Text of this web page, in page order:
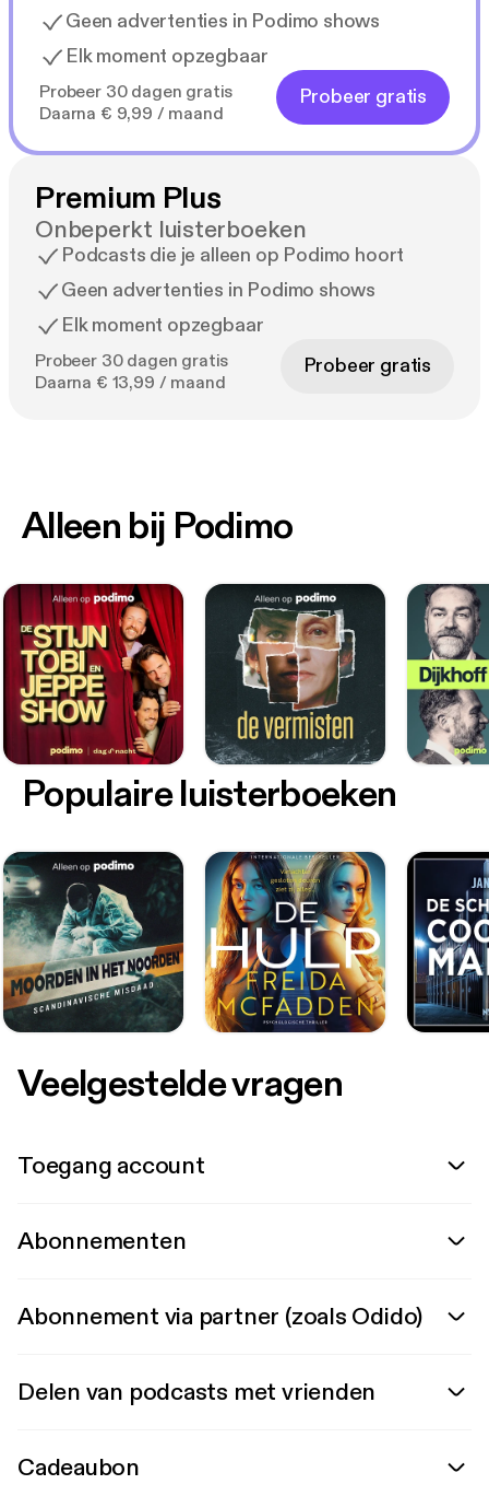
Geen advertenties in Podimo shows
Elk moment opzegbaar
Probeer 30 dagen gratis
Daarna € 9,99 / maand
Probeer gratis
Premium Plus
Onbeperkt luisterboeken
Podcasts die je alleen op Podimo hoort
Geen advertenties in Podimo shows
Elk moment opzegbaar
Probeer 30 dagen gratis
Daarna € 13,99 / maand
Probeer gratis
Alleen bij Podimo
Populaire luisterboeken
Veelgestelde vragen
Toegang account
Abonnementen
Abonnement via partner (zoals Odido)
Delen van podcasts met vrienden
Cadeaubon